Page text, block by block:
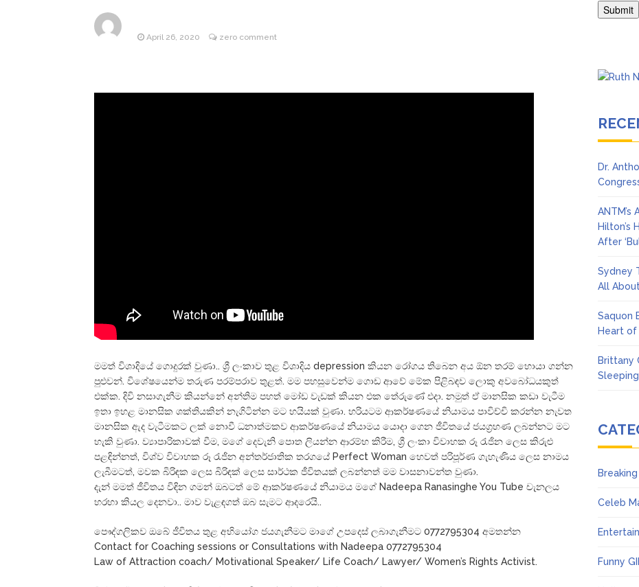
Female President in Her Lifetime
April 26, 2020 zero comment
මමත් විශාදියේ ගොදුරක් වුණා.. ශ්‍රී ලංකාව තුළ විශාදිය depression කියන රෝගය තිබෙන අය ඕන තරම් හොයා ගන්න
පුළුවන්. විශේෂයෙන්ම තරුණ පරම්පරාව තුළත්. මම පහසුවෙන්ම ගොඩ ආවේ මේක පිළිබඳව ලොකු අවබෝධයකුත්
එක්ක. දිවි නසාගැනීම කියන්නේ අන්තිම පහත් මෝඩ වැඩක් කියන එක තේරුණේ එදා. නමුත් ඒ මානසික කඩා වැටීම
ඉතා ඉහළ මානසික ශක්තියකින් නැගිටින්න මට හයියක් වුණා. හරියටම ආකර්ෂණයේ නියාමය පාවිච්චි කරන්න නැවත
මානසික ඇද වැටීමකට ලක් නොවී ධනාත්මකව ආකර්ෂණයේ නියාමය යොදා ගෙන ජීවිතයේ ජයග්‍රහණ ලබන්නට මට
හැකි වුණා. ව්‍යාපාරිකාවක් වීම, මගේ දෙවැනි පොත ලියන්න ආරම්භ කිරීම, ශ්‍රී ලංකා විවාහක රූ රැජින ලෙස කිරුළු
පළඳින්නත්, විශ්ව විවාහක රූ රැජින අන්තර්ජාතික තරගයේ Perfect Woman හෙවත් පරිපූර්ණ ගැහැණිය ලෙස නාමය
ලැබීමටත්, මවක බිරිඳක ලෙස බිරිඳක් ලෙස සාර්ථක ජීවිතයක් ලබන්නත් මම වාසනාවන්ත වුණා.
දැන් මමත් ජීවිතය විඳින ගමන් ඔබටත් මේ ආකර්ෂණයේ නියාමය මගේ Nadeepa Ranasinghe You Tube චැනලය
හරහා කියල දෙනවා.. මාව වැළඳගත් ඔබ සැමට ආදරෙයි..
පෞද්ගලිකව ඔබේ ජීවිතය තුළ අභියෝග ජයගැනීමට මාගේ උපදෙස් ලබාගැනීමට 0772795304 අමතන්න
Contact for Coaching sessions or Consultations with Nadeepa 0772795304
Law of Attraction coach/ Motivational Speaker/ Life Coach/ Lawyer/ Women’s Rights Activist.
Dr.
Hilton’s
After
Sydney
All
Saquon
Heart of
Brittany
Celeb
Funny